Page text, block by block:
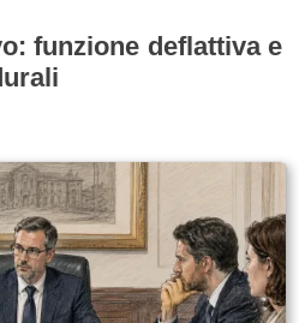
funzione deflattiva e